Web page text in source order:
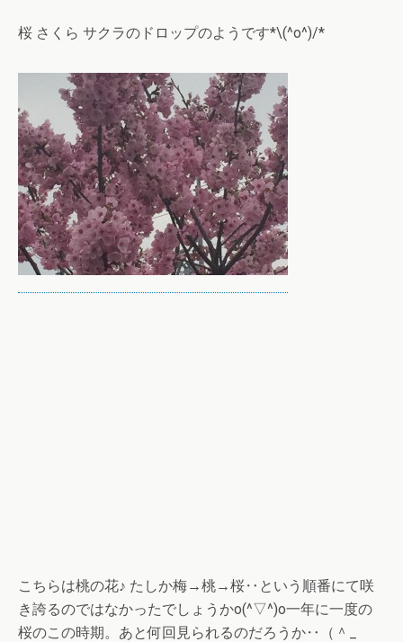
桜 さくら サクラのドロップのようです*\(^o^)/*
こちらは桃の花♪ たしか梅→桃→桜‥という順番にて咲
き誇るのではなかったでしょうかo(^▽^)o一年に一度の
桜のこの時期。あと何回見られるのだろうか‥（＾_